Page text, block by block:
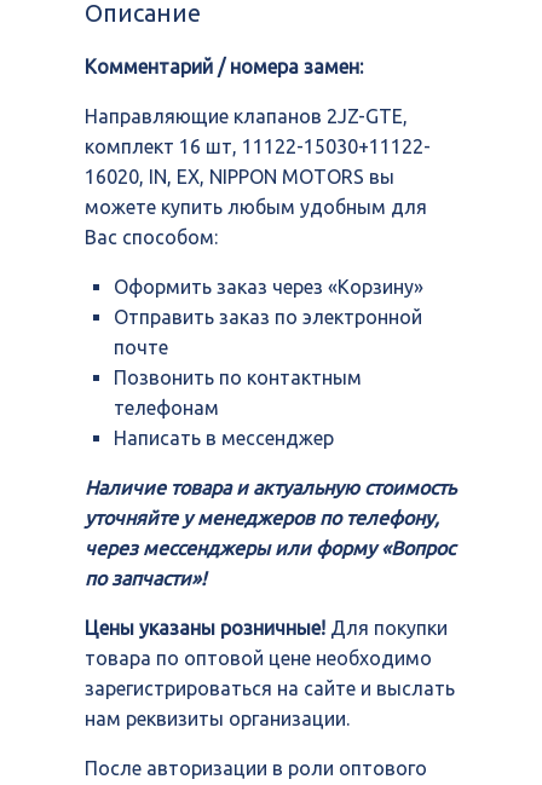
GTE,
16
11122-
15030+11122-
16020,
IN,
EX,
NIPPON
MOTORS
Описание
Комментарий / номера замен:
Направляющие клапанов 2JZ-GTE,
комплект 16 шт, 11122-15030+11122-
16020, IN, EX, NIPPON MOTORS вы
можете купить любым удобным для
Вас способом:
Оформить заказ через «Корзину»
Отправить заказ по электронной
почте
Позвонить по контактным
телефонам
Написать в мессенджер
Наличие товара и актуальную стоимость
уточняйте у менеджеров по телефону,
через мессенджеры или форму «Вопрос
по запчасти»!
Цены указаны розничные! Для покупки
товара по оптовой цене необходимо
зарегистрироваться на сайте и выслать
нам реквизиты организации.
После авторизации в роли оптового